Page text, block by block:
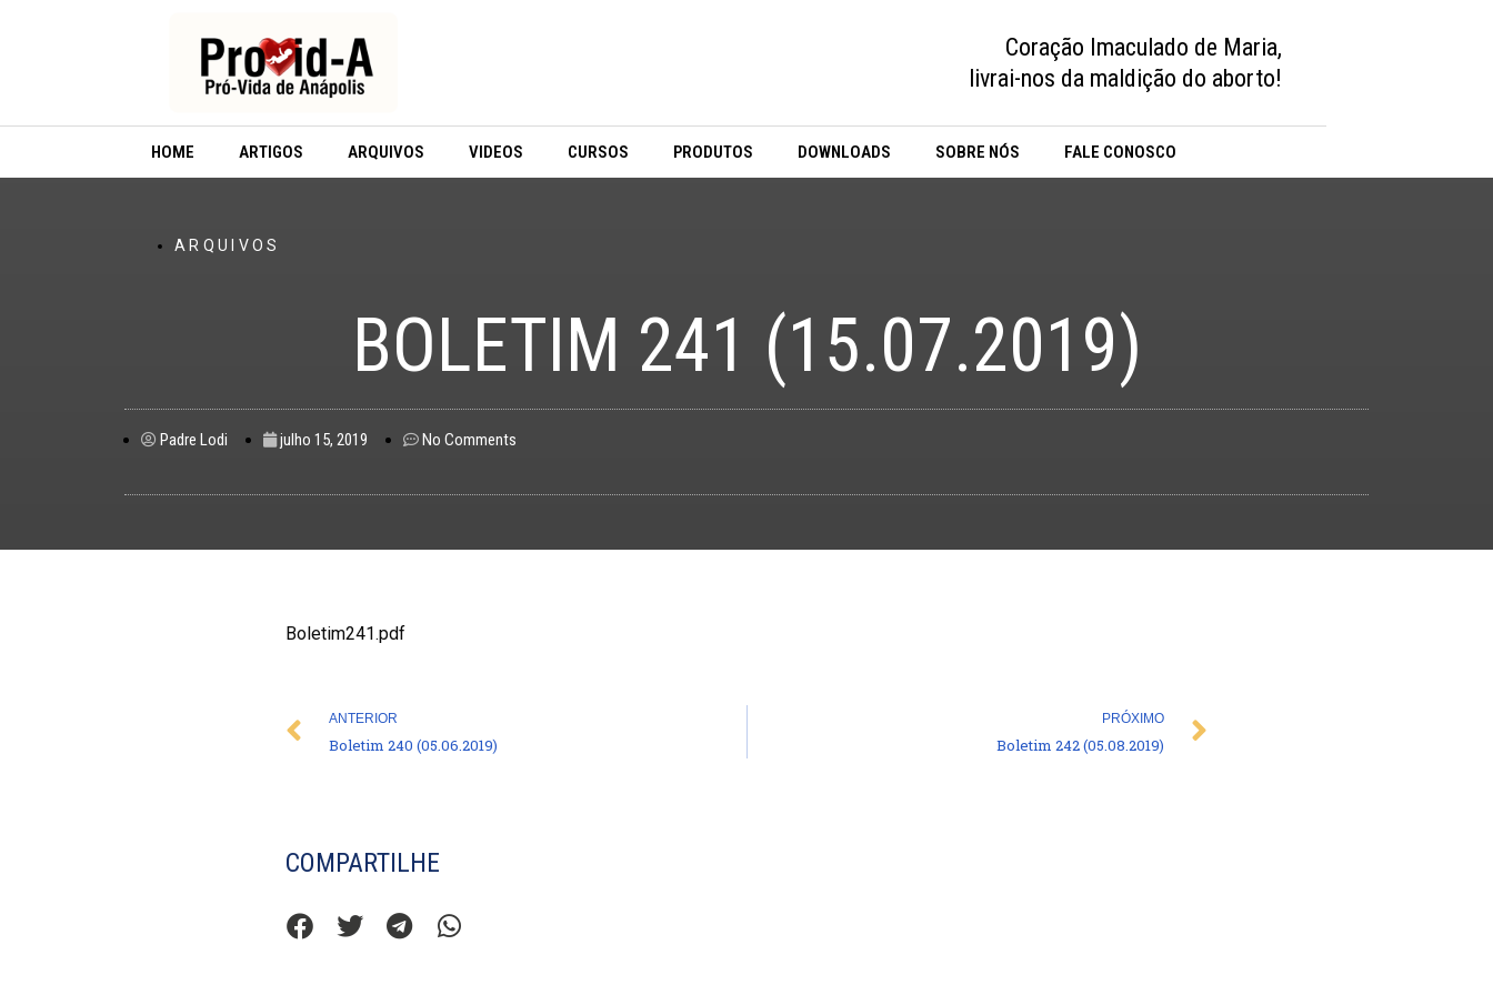
Coração Imaculado de Maria,
livrai-nos da maldição do aborto!
HOME ARTIGOS ARQUIVOS VIDEOS CURSOS PRODUTOS DOWNLOADS SOBRE NÓS FALE CONOSCO
ARQUIVOS
BOLETIM 241 (15.07.2019)
Padre Lodi julho 15, 2019 No Comments
Boletim241.pdf
Prev
ANTERIOR
Boletim 240 (05.06.2019)
PRÓXIMO
Boletim 242 (05.08.2019)
COMPARTILHE